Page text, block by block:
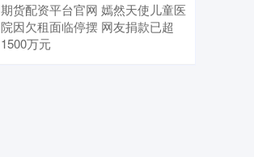
期货配资平台官网 嫣然天使儿童医
院因欠租面临停摆 网友捐款已超
1500万元